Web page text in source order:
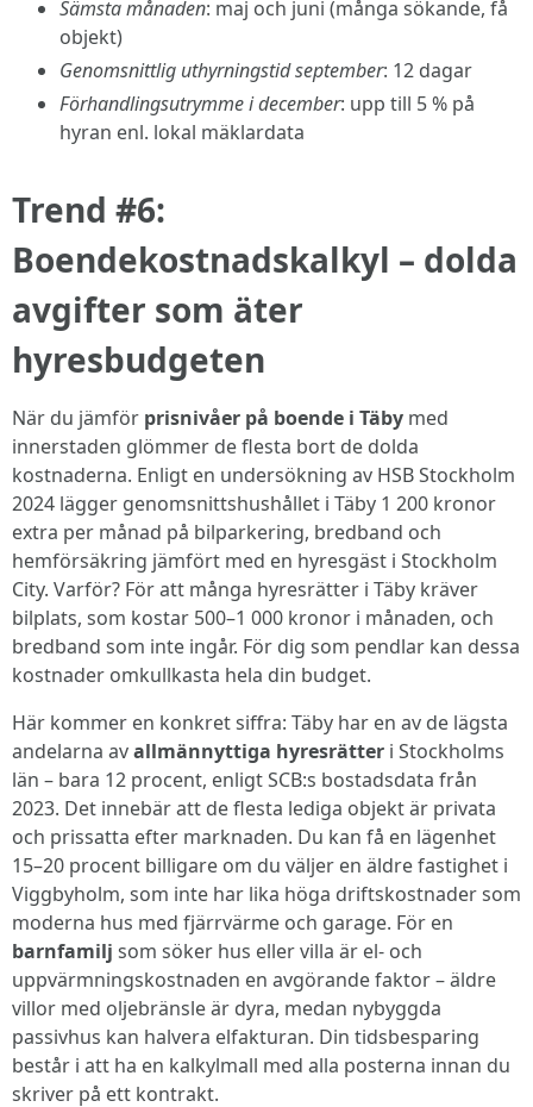
Sämsta månaden: maj och juni (många sökande, få
objekt)
Genomsnittlig uthyrningstid september: 12 dagar
Förhandlingsutrymme i december: upp till 5 % på
hyran enl. lokal mäklardata
Trend #6:
Boendekostnadskalkyl – dolda
avgifter som äter
hyresbudgeten
När du jämför prisnivåer på boende i Täby med
innerstaden glömmer de flesta bort de dolda
kostnaderna. Enligt en undersökning av HSB Stockholm
2024 lägger genomsnittshushållet i Täby 1 200 kronor
extra per månad på bilparkering, bredband och
hemförsäkring jämfört med en hyresgäst i Stockholm
City. Varför? För att många hyresrätter i Täby kräver
bilplats, som kostar 500–1 000 kronor i månaden, och
bredband som inte ingår. För dig som pendlar kan dessa
kostnader omkullkasta hela din budget.
Här kommer en konkret siffra: Täby har en av de lägsta
andelarna avallmännyttiga hyresrätter i Stockholms
län – bara 12 procent, enligt SCB:s bostadsdata från
2023. Det innebär att de flesta lediga objekt är privata
och prissatta efter marknaden. Du kan få en lägenhet
15–20 procent billigare om du väljer en äldre fastighet i
Viggbyholm, som inte har lika höga driftskostnader som
moderna hus med fjärrvärme och garage. För en
barnfamilj som söker hus eller villa är el- och
uppvärmningskostnaden en avgörande faktor – äldre
villor med oljebränsle är dyra, medan nybyggda
passivhus kan halvera elfakturan. Din tidsbesparing
består i att ha en kalkylmall med alla posterna innan du
skriver på ett kontrakt.